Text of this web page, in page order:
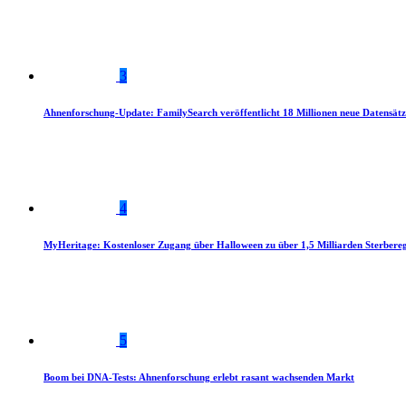
3
Ahnenforschung-Update: FamilySearch veröffentlicht 18 Millionen neue
4
MyHeritage: Kostenloser Zugang über Halloween zu über 1,5 Milliarden
5
Boom bei DNA-Tests: Ahnenforschung erlebt rasant wachsenden Markt